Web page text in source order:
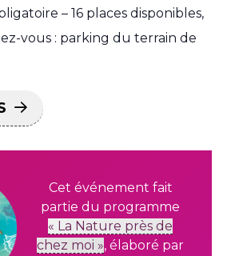
– 16 places disponibles,
vous : parking du terrain de
Cet événement fait
partie du programme
« La Nature près de
chez moi », élaboré par